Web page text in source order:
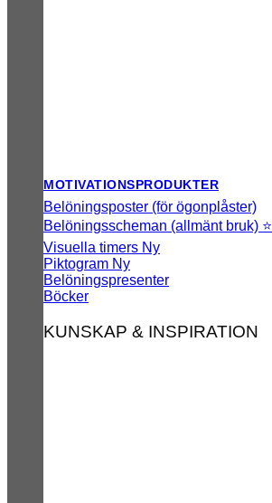
MOTIVATIONSPRODUKTER
Belöningsposter (för ögonplåster)
Belöningsscheman (allmänt bruk) ⭐
Visuella timers
Piktogram
Belöningspresenter
Böcker
KUNSKAP & INSPIRATION